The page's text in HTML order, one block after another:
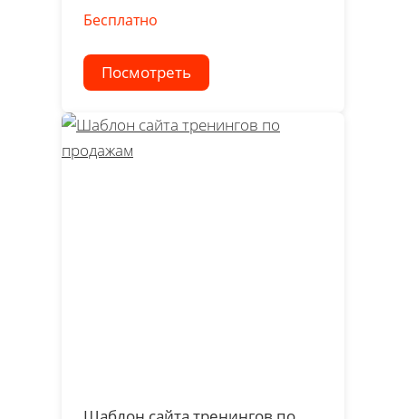
Бесплатно
Посмотреть